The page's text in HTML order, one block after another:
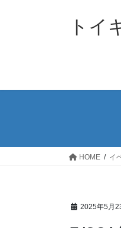
ス
ン
トイ
HOME イ
2025年5月